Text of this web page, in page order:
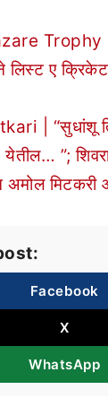
Trophy |
लिस्ट ए
| “सुधांशू
येतील… ”;
अमोल
Facebook
X
WhatsApp